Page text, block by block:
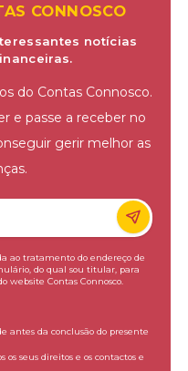
CONNOSCO
notícias
do Contas Connosco.
e passe a receber no
gerir melhor as
ao tratamento do endereço de
do qual sou titular, para
website Contas Connosco.
antes da conclusão do presente
os seus direitos e os contactos e